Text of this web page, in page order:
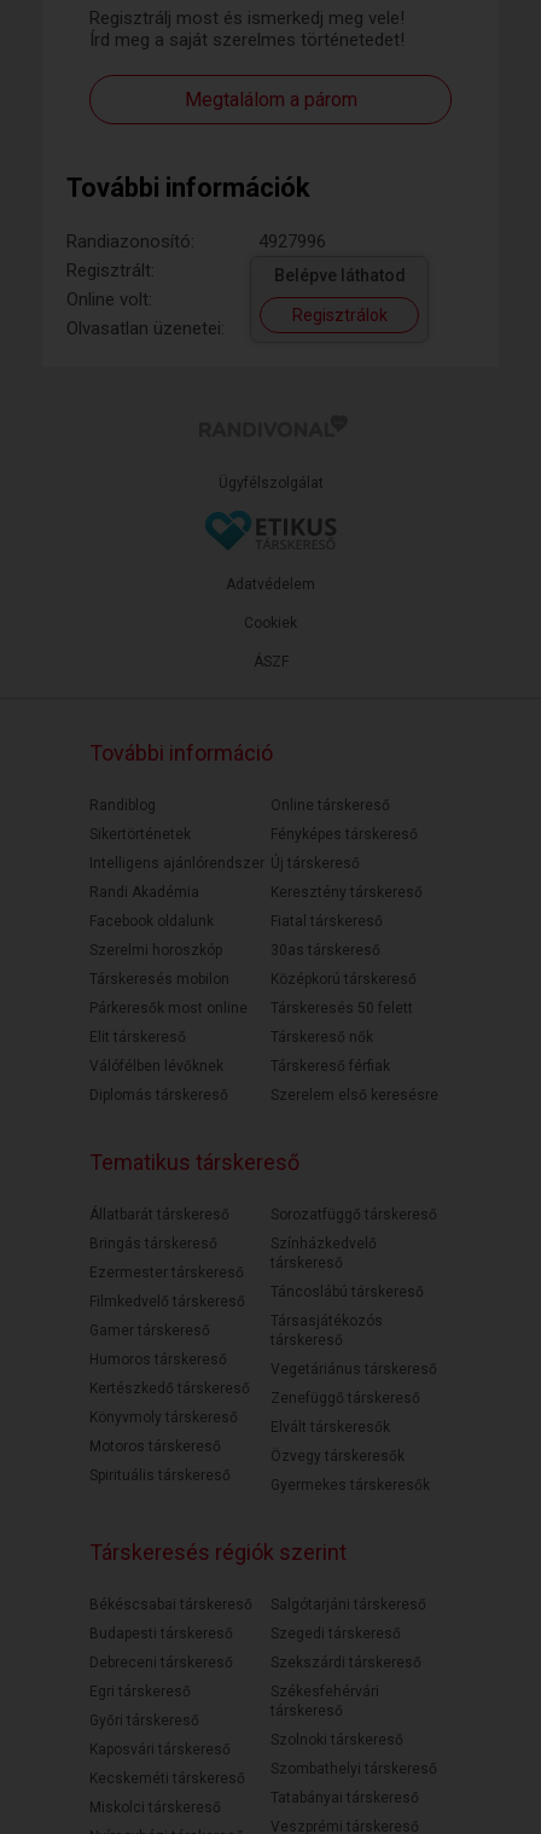
Regisztrálj most és ismerkedj meg vele!
Írd meg a saját szerelmes történetedet!
Megtalálom a párom
További információk
Randiazonosító:
4927996
Regisztrált:
Online volt:
Olvasatlan üzenetei:
Belépve láthatod
Regisztrálok
Ügyfélszolgálat
ÁSZF
Adatvédelem
Cookiek
További információ
Randiblog
Sikertörténetek
Intelligens ajánlórendszer
Randi Akadémia
Facebook oldalunk
Szerelmi horoszkóp
Társkeresés mobilon
Párkeresők most online
Elit társkereső
Válófélben lévőknek
Diplomás társkereső
Online társkereső
Fényképes társkereső
Új társkereső
Keresztény társkereső
Fiatal társkereső
30as társkereső
Középkorú társkereső
Társkeresés 50 felett
Társkereső nők
Társkereső férfiak
Szerelem első keresésre
Tematikus társkereső
Állatbarát társkereső
Bringás társkereső
Ezermester társkereső
Filmkedvelő társkereső
Gamer társkereső
Humoros társkereső
Kertészkedő társkereső
Könyvmoly társkereső
Motoros társkereső
Spirituális társkereső
Sorozatfüggő társkereső
Színházkedvelő
társkereső
Táncoslábú társkereső
Társasjátékozós
társkereső
Vegetáriánus társkereső
Zenefüggő társkereső
Elvált társkeresők
Özvegy társkeresők
Gyermekes társkeresők
Társkeresés régiók szerint
Békéscsabai társkereső
Budapesti társkereső
Debreceni társkereső
Egri társkereső
Győri társkereső
Kaposvári társkereső
Kecskeméti társkereső
Miskolci társkereső
Salgótarjáni társkereső
Szegedi társkereső
Szekszárdi társkereső
Székesfehérvári
társkereső
Szolnoki társkereső
Szombathelyi társkereső
Tatabányai társkereső
Veszprémi társkereső